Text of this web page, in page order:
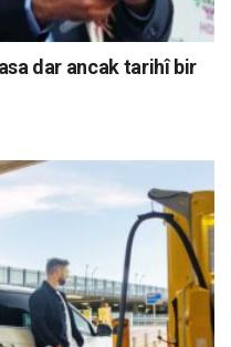
dar ancak tarihî bir